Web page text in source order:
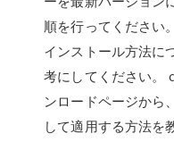
順を行ってください
インストール方法に
考にしてください。
ンロードページから
して適用する方法を